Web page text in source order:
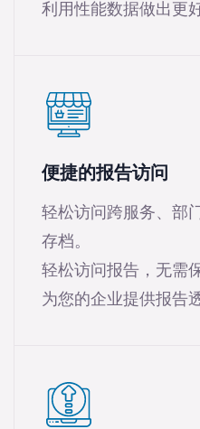
利用性能数据做出更
便捷的报告访问
轻松访问跨服务、部
存档。
轻松访问报告，无需
为您的企业提供报告